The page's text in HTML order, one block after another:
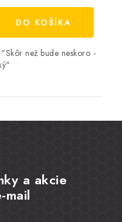
DO KOŠÍKA
než bude neskoro -
a akcie
mail